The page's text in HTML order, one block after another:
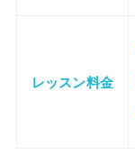
レッスン料金